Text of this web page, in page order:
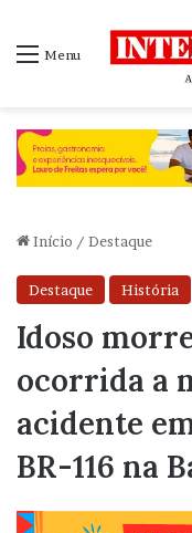
Menu
Início / Destaque
Destaque História
Idoso
ocorrida a
acidente
BR-116 na